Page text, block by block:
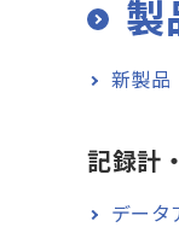
製
新製品
記録計
データ